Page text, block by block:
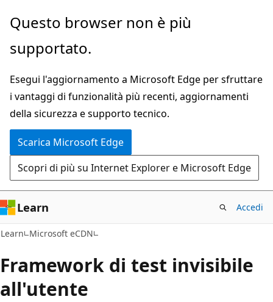
Ignora
passa
contenuto
principale
Questo browser non è più
supportato.
Esegui l'aggiornamento a Microsoft Edge per sfruttare
i vantaggi di funzionalità più recenti, aggiornamenti
della sicurezza e supporto tecnico.
Scarica Microsoft Edge
Scopri di più su Internet Explorer e Microsoft Edge
Learn Accedi
Learn Microsoft eCDN
Framework di test invisibile
all'utente